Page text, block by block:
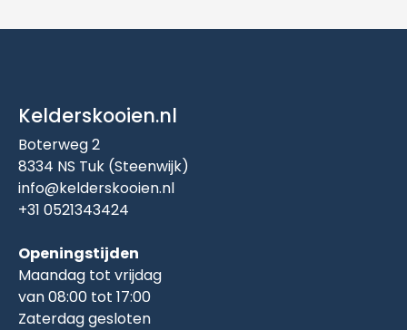
Kelderskooien.nl
Boterweg 2
8334 NS Tuk (Steenwijk)
info@kelderskooien.nl
+31 0521343424
Openingstijden
Maandag tot vrijdag
van 08:00 tot 17:00
Zaterdag gesloten